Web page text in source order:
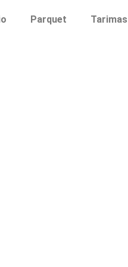
Parquet Tarimas